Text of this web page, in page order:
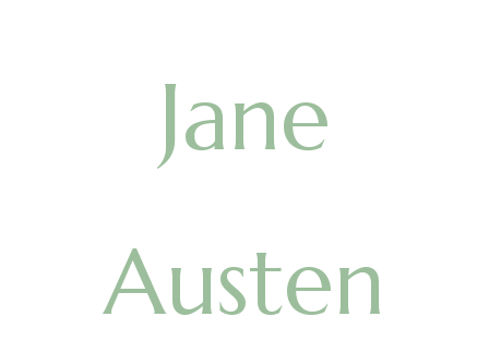
Jane
Austen